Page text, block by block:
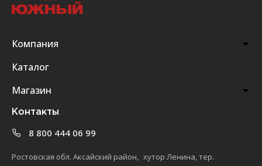
Компания
Каталог
Магазин
Контакты
8 800 444 06 99
Ростовская обл. Аксайский район, хутор Ленина, тер.